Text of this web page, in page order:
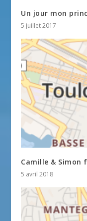
Un jour mon
5 juillet 2017
Camille & Simon
5 avril 2018